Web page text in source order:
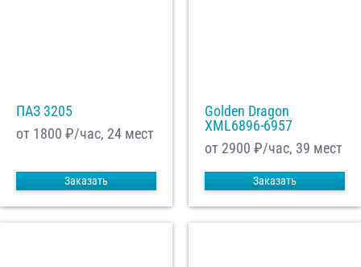
ПАЗ 3205
от 1800 ₽/час, 24 мест
Заказать
Golden Dragon
XML6896-6957
от 2900 ₽/час, 39 мест
Заказать